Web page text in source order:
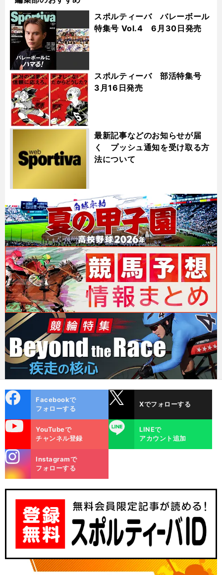
スポルティーバ バレーボール
特集号 Vol.4 6月30日発売
スポルティーバ 部活特集号
3月16日発売
最新記事などのお知らせが届
く プッシュ通知を受け取る方
法について
ok
Facebookで
フォローする
Xでフォローする
YouTubeで
チャンネル登録
LINE
LINEで
アカウント追加
m
Instagramで
フォローする